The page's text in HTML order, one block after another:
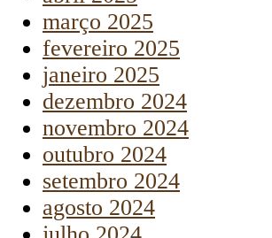
março 2025
fevereiro 2025
janeiro 2025
dezembro 2024
novembro 2024
outubro 2024
setembro 2024
agosto 2024